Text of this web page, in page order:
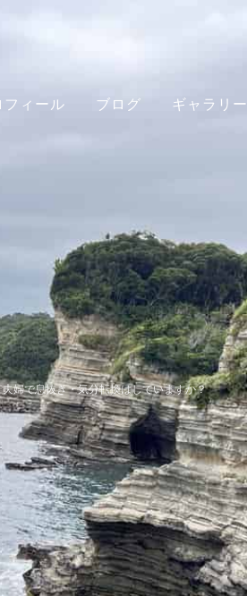
フィール ブログ ギャラリー
夫婦で息抜き・気分転換はしていますか？